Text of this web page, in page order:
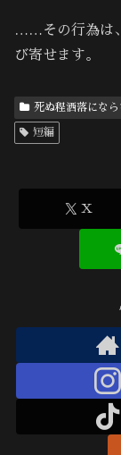
……その行為は
び寄せます。
死ぬ程洒落にな
短編
X